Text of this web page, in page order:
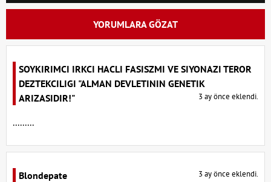
YORUMLARA GÖZAT
SOYKIRIMCI IRKCI HACLI FASISZMI VE SIYONAZI TEROR
DEZTEKCILIGI "ALMAN DEVLETININ GENETIK
ARIZASIDIR!"
3 ay önce eklendi.
.........
Blondepate 3 ay önce eklendi.